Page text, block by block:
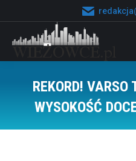
REKORD! VARSO
WYSOKOŚĆ